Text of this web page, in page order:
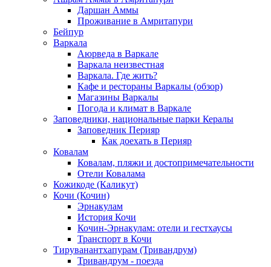
Даршан Аммы
Проживание в Амритапури
Бейпур
Варкала
Аюрведа в Варкале
Варкала неизвестная
Варкала. Где жить?
Кафе и рестораны Варкалы (обзор)
Магазины Варкалы
Погода и климат в Варкале
Заповедники, национальные парки Кералы
Заповедник Перияр
Как доехать в Перияр
Ковалам
Ковалам, пляжи и достопримечательности
Отели Ковалама
Кожикоде (Каликут)
Кочи (Кочин)
Эрнакулам
История Кочи
Кочин-Эрнакулам: отели и гестхаусы
Транспорт в Кочи
Тируванантхапурам (Тривандрум)
Тривандрум - поезда